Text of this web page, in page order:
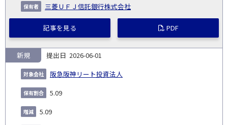
三菱ＵＦＪ信託銀行株式会社
記事を見る PDF
2026-06-01
阪急阪神リート投資法人
新規
5.09
5.09